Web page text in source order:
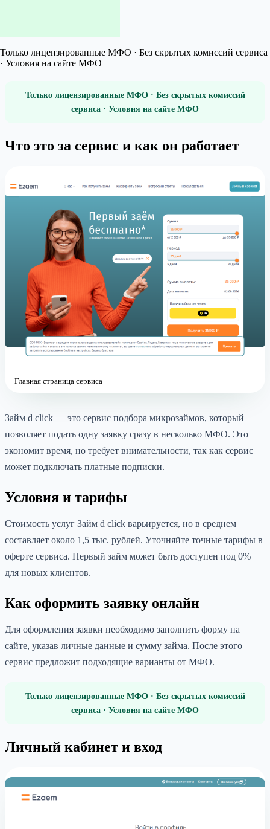
Только лицензированные МФО · Без скрытых комиссий сервиса
· Условия на сайте МФО
Только лицензированные МФО · Без скрытых комиссий
сервиса · Условия на сайте МФО
Что это за сервис и как он работает
Главная страница сервиса
Займ d click — это сервис подбора микрозаймов, который
позволяет подать одну заявку сразу в несколько МФО. Это
экономит время, но требует внимательности, так как сервис
может подключать платные подписки.
Условия и тарифы
Стоимость услуг Займ d click варьируется, но в среднем
составляет около 1,5 тыс. рублей. Уточняйте точные тарифы в
оферте сервиса. Первый займ может быть доступен под 0%
для новых клиентов.
Как оформить заявку онлайн
Для оформления заявки необходимо заполнить форму на
сайте, указав личные данные и сумму займа. После этого
сервис предложит подходящие варианты от МФО.
Только лицензированные МФО · Без скрытых комиссий
сервиса · Условия на сайте МФО
Личный кабинет и вход